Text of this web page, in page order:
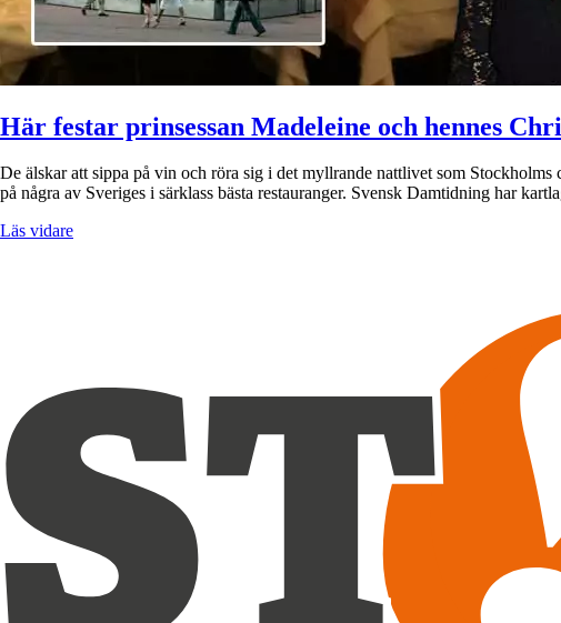
Här festar prinsessan Madeleine och hennes
De älskar att sippa på vin och röra sig i det myllrande nattlivet som
på några av Sveriges i särklass bästa restauranger. Svensk Damtidning har
Läs vidare